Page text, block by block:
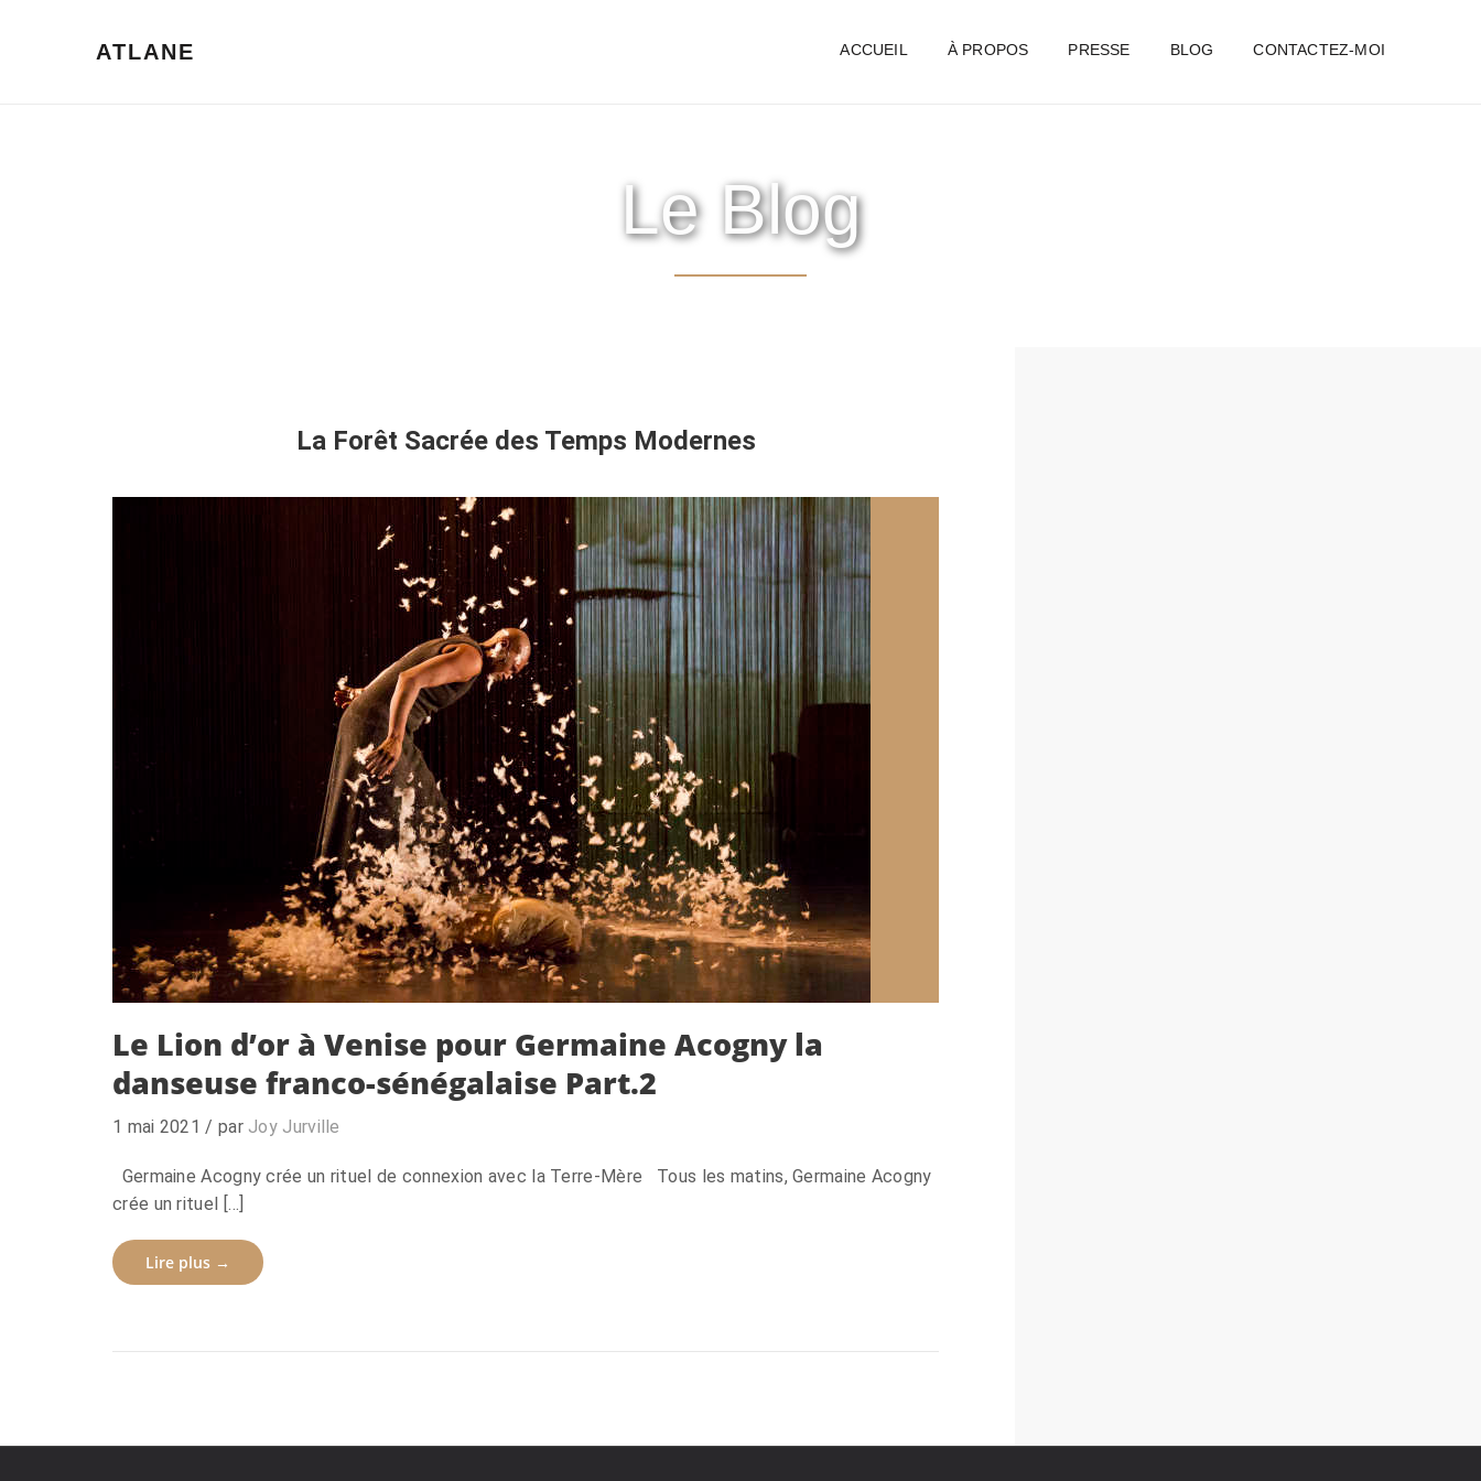
ATLANE ACCUEIL À PROPOS PRESSE BLOG CONTACTEZ-MOI
Le Blog
La Forêt Sacrée des Temps Modernes
Le Lion d’or à Venise pour Germaine Acogny la
danseuse franco-sénégalaise Part.2
1 mai 2021/ par Joy Jurville
Germaine Acogny crée un rituel de connexion avec la Terre-Mère Tous les matins, Germaine Acogny
crée un rituel […]
Lire plus →